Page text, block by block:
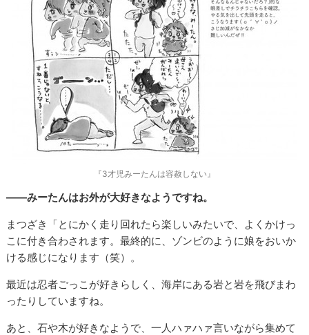
『3才児みーたんは容赦しない』
――みーたんはお外が大好きなようですね。
まつざき「とにかく走り回れたら楽しいみたいで、よくかけっ
こに付き合わされます。最終的に、ゾンビのように娘をおいか
ける感じになります（笑）。
最近は忍者ごっこが好きらしく、海岸にある岩と岩を飛びまわ
ったりしていますね。
あと、石や木が好きなようで、一人ハァハァ言いながら集めて